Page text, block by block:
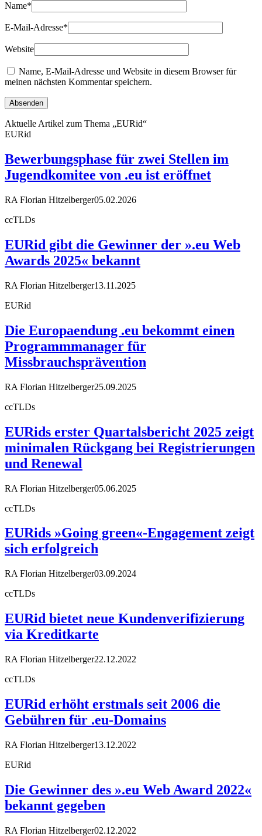
Name*
E-Mail-Adresse*
Website
Name, E-Mail-Adresse und Website in diesem Browser für
meinen nächsten Kommentar speichern.
Aktuelle Artikel zum Thema „EURid“
EURid
Bewerbungsphase für zwei Stellen im
Jugendkomitee von .eu ist eröffnet
RA Florian Hitzelberger05.02.2026
ccTLDs
EURid gibt die Gewinner der ».eu Web
Awards 2025« bekannt
RA Florian Hitzelberger13.11.2025
EURid
Die Europaendung .eu bekommt einen
Programmmanager für
Missbrauchsprävention
RA Florian Hitzelberger25.09.2025
ccTLDs
EURids erster Quartalsbericht 2025 zeigt
minimalen Rückgang bei Registrierungen
und Renewal
RA Florian Hitzelberger05.06.2025
ccTLDs
EURids »Going green«-Engagement zeigt
sich erfolgreich
RA Florian Hitzelberger03.09.2024
ccTLDs
EURid bietet neue Kundenverifizierung
via Kreditkarte
RA Florian Hitzelberger22.12.2022
ccTLDs
EURid erhöht erstmals seit 2006 die
Gebühren für .eu-Domains
RA Florian Hitzelberger13.12.2022
EURid
Die Gewinner des ».eu Web Award 2022«
bekannt gegeben
RA Florian Hitzelberger02.12.2022